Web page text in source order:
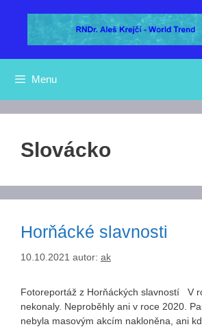
Menu
Slovácko
Horňácké slavnosti
10.10.2021 autor: ak
Fotoreportáž z Horňáckých slavností V
nekonaly. Neproběhly ani v roce 2020.
nebyla masovým akcím nakloněna, ani